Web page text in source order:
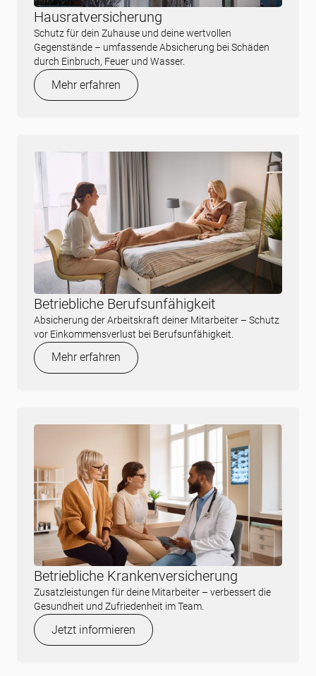
Hausratversicherung
Schutz für dein Zuhause und deine wertvollen
Gegenstände – umfassende Absicherung bei Schäden
durch Einbruch, Feuer und Wasser.
Mehr erfahren
Betriebliche Berufsunfähigkeit
Absicherung der Arbeitskraft deiner Mitarbeiter – Schutz
vor Einkommensverlust bei Berufsunfähigkeit.
Mehr erfahren
Betriebliche Krankenversicherung
Zusatzleistungen für deine Mitarbeiter – verbessert die
Gesundheit und Zufriedenheit im Team.
Jetzt informieren